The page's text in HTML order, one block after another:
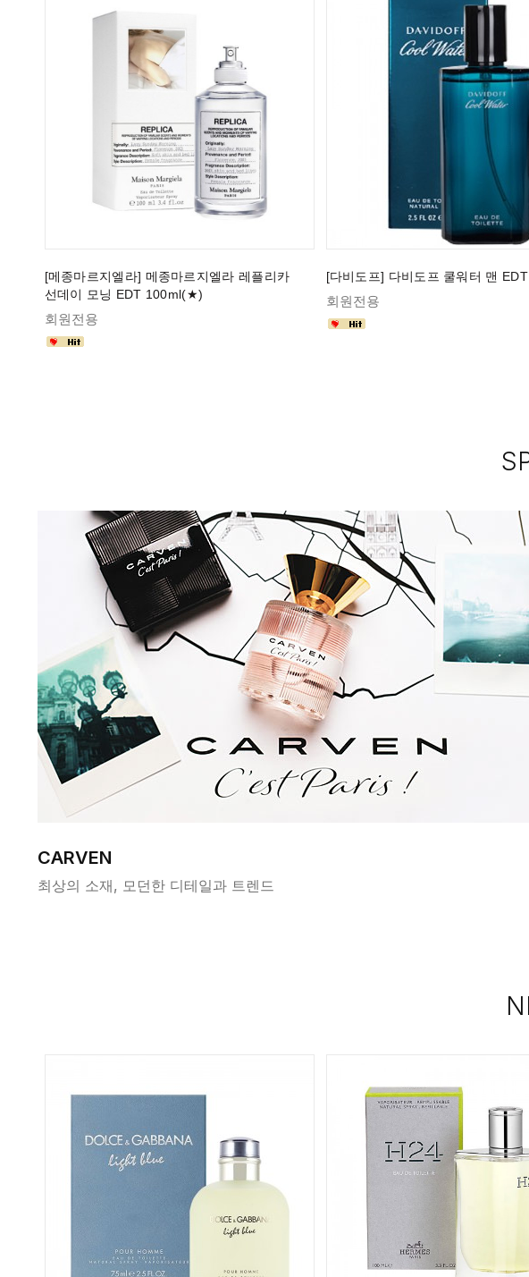
[메종마르지엘라] 메종마르지엘라 레플리카
선데이 모닝 EDT 100ml(★)
회원전용
[다비도프] 다비도프 쿨워터 맨
회원전용
CARVEN
최상의 소재, 모던한 디테일과 트렌드